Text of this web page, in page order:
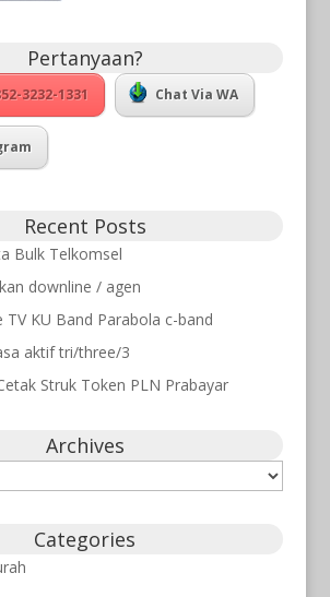
Pertanyaan?
3232-1331 Chat Via WA
Recent Posts
Bulk Telkomsel
downline / agen
TV KU Band Parabola c-band
aktif tri/three/3
Struk Token PLN Prabayar
Archives
Categories